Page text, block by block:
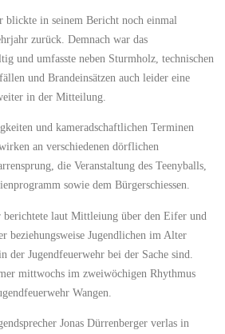
blickte in seinem Bericht noch einmal
zurück. Demnach war das
und umfasste neben Sturmholz, technischen
und Brandeinsätzen auch leider eine
in der Mitteilung.
und kameradschaftlichen Terminen
an verschiedenen dörflichen
die Veranstaltung des Teenyballs,
sowie dem Bürgerschiessen.
laut Mittleiung über den Eifer und
beziehungsweise Jugendlichen im Alter
der Jugendfeuerwehr bei der Sache sind.
mittwochs im zweiwöchigen Rhythmus
Wangen.
Jonas Dürrenberger verlas in